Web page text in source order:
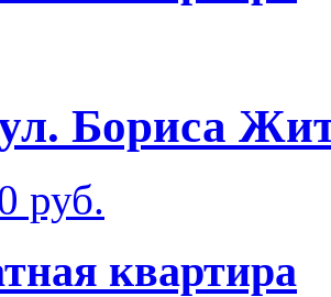
Бориса
руб.
квартира